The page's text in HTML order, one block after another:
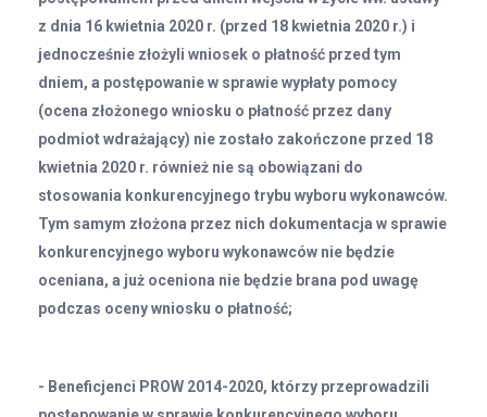
z dnia 16 kwietnia 2020 r. (przed 18 kwietnia 2020 r.) i
jednocześnie złożyli wniosek o płatność przed tym
dniem, a postępowanie w sprawie wypłaty pomocy
(ocena złożonego wniosku o płatność przez dany
podmiot wdrażający) nie zostało zakończone przed 18
kwietnia 2020 r. również nie są obowiązani do
stosowania konkurencyjnego trybu wyboru wykonawców.
Tym samym złożona przez nich dokumentacja w sprawie
konkurencyjnego wyboru wykonawców nie będzie
oceniana, a już oceniona nie będzie brana pod uwagę
podczas oceny wniosku o płatność;
- Beneficjenci PROW 2014-2020, którzy przeprowadzili